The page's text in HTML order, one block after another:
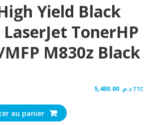
Yield Black
TonerHP
MFP M830z Black
د.م. TTC
au panier